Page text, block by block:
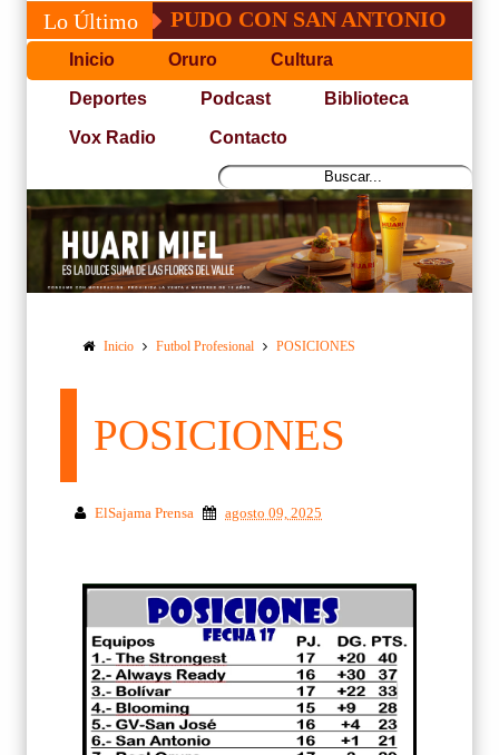
Lo Último
NO PUDO CON SAN ANTONIO
Inicio Oruro Cultura
Deportes Podcast Biblioteca
Vox Radio Contacto
Inicio Futbol Profesional POSICIONES
POSICIONES
ElSajama Prensa agosto 09, 2025